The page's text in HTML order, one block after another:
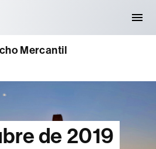
Mercantil
de 2019